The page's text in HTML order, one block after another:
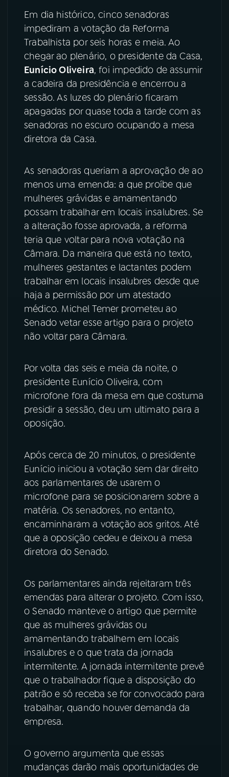
Em dia histórico, cinco senadoras
impediram a votação da Reforma
Trabalhista por seis horas e meia. Ao
chegar ao plenário, o presidente da Casa,
Eunício Oliveira, foi impedido de assumir
a cadeira da presidência e encerrou a
sessão. As luzes do plenário ficaram
apagadas por quase toda a tarde com as
senadoras no escuro ocupando a mesa
diretora da Casa.
As senadoras queriam a aprovação de ao
menos uma emenda: a que proíbe que
mulheres grávidas e amamentando
possam trabalhar em locais insalubres. Se
a alteração fosse aprovada, a reforma
teria que voltar para nova votação na
Câmara. Da maneira que está no texto,
mulheres gestantes e lactantes podem
trabalhar em locais insalubres desde que
haja a permissão por um atestado
médico. Michel Temer prometeu ao
Senado vetar esse artigo para o projeto
não voltar para Câmara.
Por volta das seis e meia da noite, o
presidente Eunício Oliveira, com
microfone fora da mesa em que costuma
presidir a sessão, deu um ultimato para a
oposição.
Após cerca de 20 minutos, o presidente
Eunício iniciou a votação sem dar direito
aos parlamentares de usarem o
microfone para se posicionarem sobre a
matéria. Os senadores, no entanto,
encaminharam a votação aos gritos. Até
que a oposição cedeu e deixou a mesa
diretora do Senado.
Os parlamentares ainda rejeitaram três
emendas para alterar o projeto. Com isso,
o Senado manteve o artigo que permite
que as mulheres grávidas ou
amamentando trabalhem em locais
insalubres e o que trata da jornada
intermitente. A jornada intermitente prevê
que o trabalhador fique a disposição do
patrão e só receba se for convocado para
trabalhar, quando houver demanda da
empresa.
O governo argumenta que essas
mudanças darão mais oportunidades de